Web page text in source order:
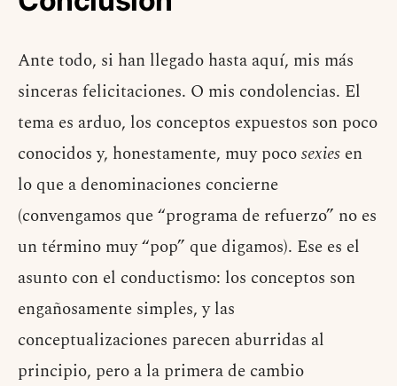
Ante todo, si han llegado hasta aquí, mis más
sinceras felicitaciones. O mis condolencias. El
tema es arduo, los conceptos expuestos son poco
conocidos y, honestamente, muy pocosexies en
lo que a denominaciones concierne
(convengamos que “programa de refuerzo” no es
un término muy “pop” que digamos). Ese es el
asunto con el conductismo: los conceptos son
engañosamente simples, y las
conceptualizaciones parecen aburridas al
principio, pero a la primera de cambio